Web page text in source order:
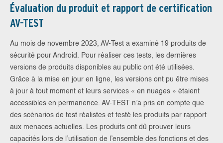
Évaluation du produit et rapport de certification
AV-TEST
Au mois de novembre 2023, AV-Test a examiné 19 produits de
sécurité pour Android. Pour réaliser ces tests, les dernières
versions de produits disponibles au public ont été utilisées.
Grâce à la mise en jour en ligne, les versions ont pu être mises
à jour à tout moment et leurs services « en nuages » étaient
accessibles en permanence. AV-TEST n’a pris en compte que
des scénarios de test réalistes et testé les produits par rapport
aux menaces actuelles. Les produits ont dû prouver leurs
capacités lors de l’utilisation de l’ensemble des fonctions et des